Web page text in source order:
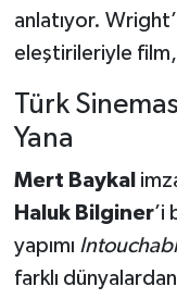
anlatıyor.
eleştirileriyle film,
Türk
Yana
Mert Baykal
Haluk Bilginer’i
yapımı
farklı